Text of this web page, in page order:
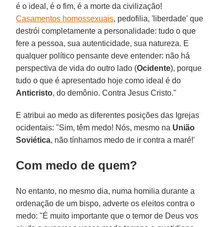
é o ideal, é o fim, é a morte da civilização!
Casamentos homossexuais, pedofilia, 'liberdade' que
destrói completamente a personalidade: tudo o que
fere a pessoa, sua autenticidade, sua natureza. E
qualquer político pensante deve entender: não há
perspectiva de vida do outro lado (Ocidente), porque
tudo o que é apresentado hoje como ideal é do
Anticristo, do demônio. Contra Jesus Cristo."
E atribui ao medo as diferentes posições das Igrejas
ocidentais: "Sim, têm medo! Nós, mesmo na União
Soviética, não tínhamos medo de ir contra a maré!'
Com medo de quem?
No entanto, no mesmo dia, numa homilia durante a
ordenação de um bispo, adverte os eleitos contra o
medo: "É muito importante que o temor de Deus vos